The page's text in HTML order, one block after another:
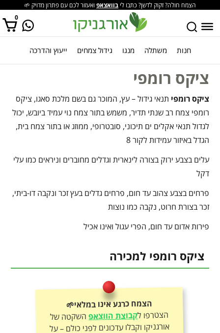
הצמח חולה? זקוק לדשן? כתבו לי בוואצאפ ואעזור לכם עם פתרון מדויק 🌱
0
אין מוצרים בסל הקניות. חנות משתלה מנגו גידול צמחים ייעוץ והדרכה
ציקס רומפי
ציקס רומפי תנאי גידול – עץ, המוכר גם בשם מלכת סאגו, ציקס
רומפי צמח רב שנתי תדיר, משמש בתור צמח נוי עמיד ביובש, יכול
לגדול תנאי אקלים ים תיכוני, סובטרופי, ממוזג או בתור צמח בית,
הגדל באיזור עמידות לקור 8
עלים בצבע ירוק בצורה לינארית וגדלים מחוברים וניראים כמו עלי
דקל
פרחים בצבע צהוב עד חום, פרחים גדלים בעץ זכר ונקבה דו-ביתי,
זכר בצורת חרוט, נקבה כמו נוצות
פירות אדום עד חום, הפרי עגול ואינו אכיל
ציקס רומפי למכירה
הצמח כרגע אינו במלאי🌱
הצטרפו לקבוצת הווצאפהשקטה של
אורגניקו וקבלו עדכונים לפני כולם – על